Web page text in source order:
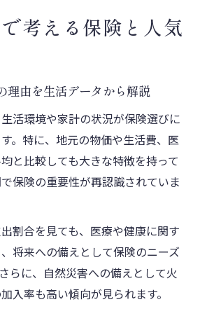
影響する富士市の家計データを
れる保険の魅力を探る
が富士市の暮らしに与える安心
険が注目される理由と選び方の
らす人が重視する保険のメリッ
を活用する富士市民の体験談と
考える保険と人気
理由を生活データから解説
活環境や家計の状況が保険選びに
。特に、地元の物価や生活費、医
と比較しても大きな特徴を持って
保険の重要性が再認識されていま
割合を見ても、医療や健康に関す
将来への備えとして保険のニーズ
らに、自然災害への備えとして火
入率も高い傾向が見られます。